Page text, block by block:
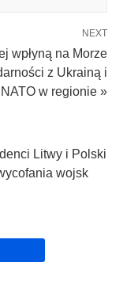
NEXT
wpłyną na Morze
z Ukrainą i
w regionie »
Litwy i Polski
wojsk